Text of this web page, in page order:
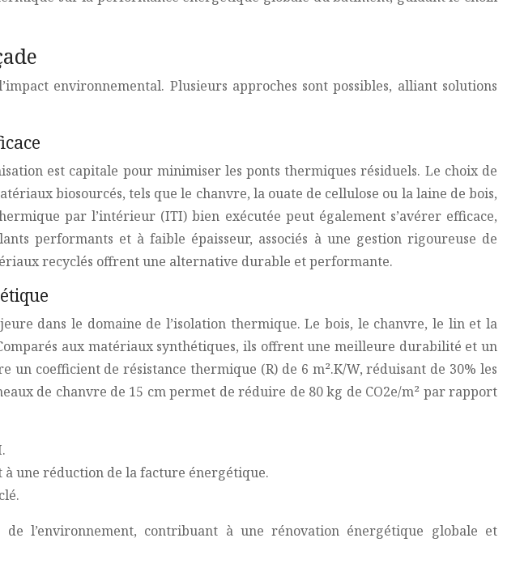
environnemental. Plusieurs approches sont possibles, alliant solutions
est capitale pour minimiser les ponts thermiques résiduels. Le choix de
biosourcés, tels que le chanvre, la ouate de cellulose ou la laine de bois,
par l’intérieur (ITI) bien exécutée peut également s’avérer efficace,
performants et à faible épaisseur, associés à une gestion rigoureuse de
recyclés offrent une alternative durable et performante.
dans le domaine de l’isolation thermique. Le bois, le chanvre, le lin et la
aux matériaux synthétiques, ils offrent une meilleure durabilité et un
coefficient de résistance thermique (R) de 6 m².K/W, réduisant de 30% les
de chanvre de 15 cm permet de réduire de 80 kg de CO2e/m² par rapport
une réduction de la facture énergétique.
l’environnement, contribuant à une rénovation énergétique globale et